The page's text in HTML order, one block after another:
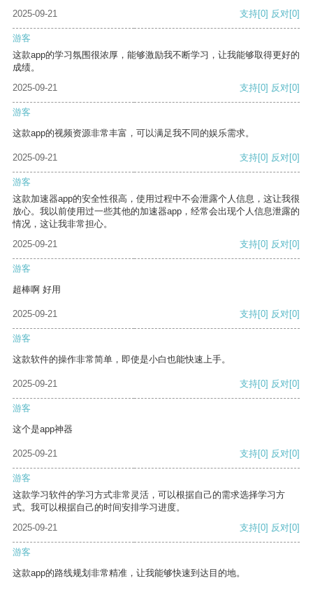
2025-09-21
支持[0] 反对[0]
游客
这款app的学习氛围很浓厚，能够激励我不断学习，让我能够取得更好的
成绩。
2025-09-21
支持[0] 反对[0]
游客
这款app的视频资源非常丰富，可以满足我不同的娱乐需求。
2025-09-21 支持[0] 反对[0]
游客
这款加速器app的安全性很高，使用过程中不会泄露个人信息，这让我很
放心。我以前使用过一些其他的加速器app，经常会出现个人信息泄露的
情况，这让我非常担心。
2025-09-21
支持[0] 反对[0]
游客
超棒啊 好用
2025-09-21 支持[0] 反对[0]
游客
这款软件的操作非常简单，即使是小白也能快速上手。
2025-09-21 支持[0] 反对[0]
游客
这个是app神器
2025-09-21 支持[0] 反对[0]
游客
这款学习软件的学习方式非常灵活，可以根据自己的需求选择学习方
式。我可以根据自己的时间安排学习进度。
2025-09-21
支持[0] 反对[0]
游客
这款app的路线规划非常精准，让我能够快速到达目的地。